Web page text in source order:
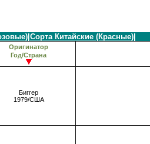
Сорта Китайские (Красные)
Оригинатор
Год/Страна
Биггер
1979/США